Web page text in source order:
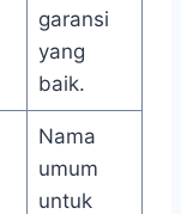
garansi
yang
baik.
Nama
umum
untuk